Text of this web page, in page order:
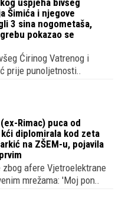
uspjeha bivšeg
Šimića i njegove
3 sina nogometaša,
pokazao se
Ćirinog Vatrenog i
prije punoljetnosti..
Rimac) puca od
diplomirala kod zeta